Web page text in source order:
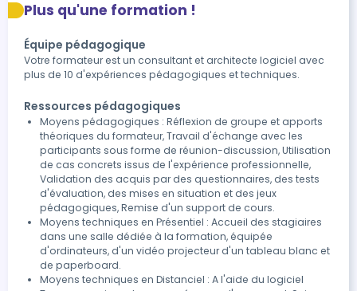
Plus qu'une formation !
Équipe pédagogique
Votre formateur est un consultant et architecte logiciel avec
plus de 10 d'expériences pédagogiques et techniques.
Ressources pédagogiques
Moyens pédagogiques : Réflexion de groupe et apports
théoriques du formateur, Travail d'échange avec les
participants sous forme de réunion-discussion, Utilisation
de cas concrets issus de l'expérience professionnelle,
Validation des acquis par des questionnaires, des tests
d'évaluation, des mises en situation et des jeux
pédagogiques, Remise d'un support de cours.
Moyens techniques en Présentiel : Accueil des stagiaires
dans une salle dédiée à la formation, équipée
d'ordinateurs, d'un vidéo projecteur d'un tableau blanc et
de paperboard.
Moyens techniques en Distanciel : A l'aide du logiciel